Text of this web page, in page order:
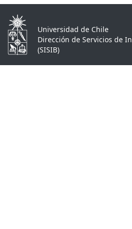
Universidad de Chile
Dirección de Servicios de
(SISIB)